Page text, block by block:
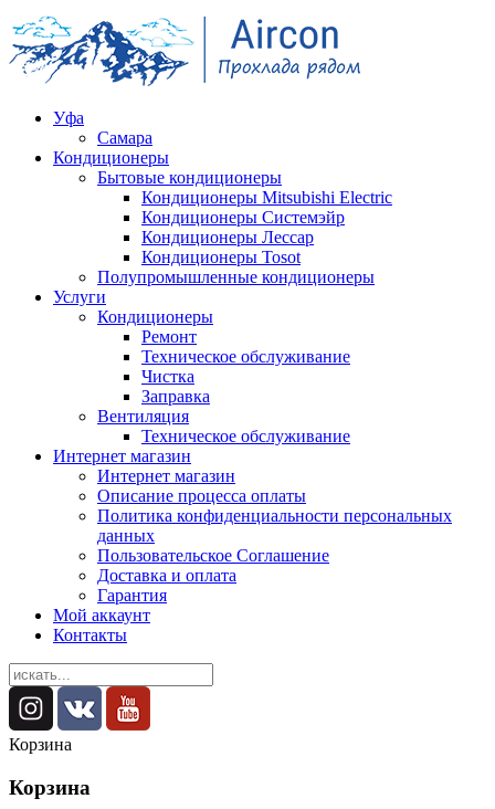
Уфа
Самара
Кондиционеры
Бытовые кондиционеры
Кондиционеры Mitsubishi Electric
Кондиционеры Системэйр
Кондиционеры Лессар
Кондиционеры Tosot
Полупромышленные кондиционеры
Услуги
Кондиционеры
Ремонт
Техническое обслуживание
Чистка
Заправка
Вентиляция
Техническое обслуживание
Интернет магазин
Интернет магазин
Описание процесса оплаты
Политика конфиденциальности персональных
данных
Пользовательское Соглашение
Доставка и оплата
Гарантия
Мой аккаунт
Контакты
Корзина
Корзина